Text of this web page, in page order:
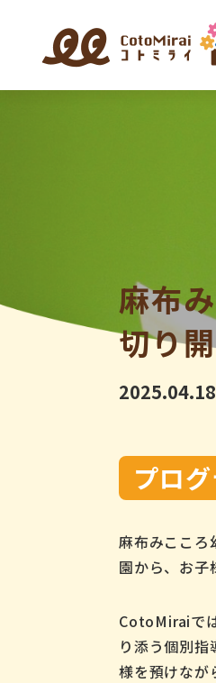
麻布
切り
2025.04.18
プロ
麻布みこころ
園から、お子
CotoMiraiで
り添う個別
様を預けなが